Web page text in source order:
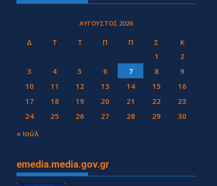
ΑΎΓΟΥΣΤΟΣ 2026
Δ Τ Τ Π Π Σ
Κ
1
2
3
4 5 6 7 8
9
10
11 12 13 14 15
16
17
18 19 20 21 22
23
24
25 26 27 28 29
30
31
« Ιούλ
emedia.media.gov.gr